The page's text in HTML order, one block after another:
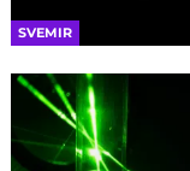
SVEMIR